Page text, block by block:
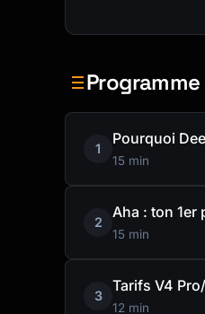
1
Pourquoi
15 min
2
Aha : ton 1er
15 min
3
Tarifs V4
12 min